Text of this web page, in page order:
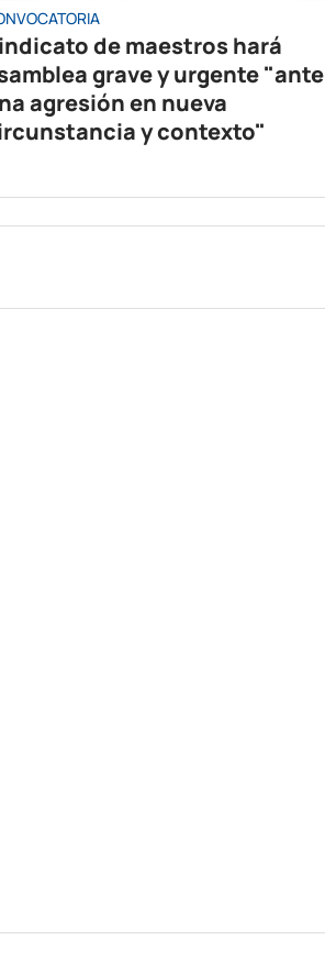
de maestros hará
grave y urgente "ante
agresión en nueva
y contexto"